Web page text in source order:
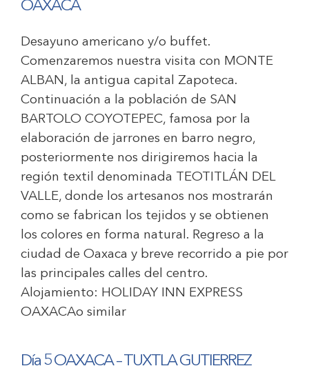
OAXACA
Desayuno americano y/o buffet.
Comenzaremos nuestra visita con MONTE
ALBAN, la antigua capital Zapoteca.
Continuación a la población de SAN
BARTOLO COYOTEPEC, famosa por la
elaboración de jarrones en barro negro,
posteriormente nos dirigiremos hacia la
región textil denominada TEOTITLÁN DEL
VALLE, donde los artesanos nos mostrarán
como se fabrican los tejidos y se obtienen
los colores en forma natural. Regreso a la
ciudad de Oaxaca y breve recorrido a pie por
las principales calles del centro.
Alojamiento: HOLIDAY INN EXPRESS
OAXACAo similar
Día 5 OAXACA – TUXTLA GUTIERREZ